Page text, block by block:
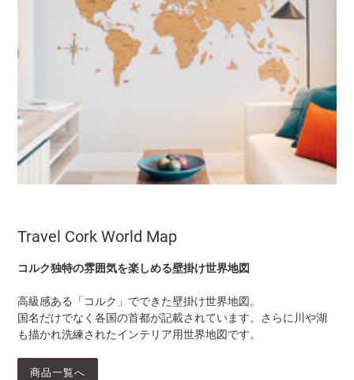
Travel Cork World Map
コルク独特の雰囲気を楽しめる壁掛け世界地図
高級感ある「コルク」でできた壁掛け世界地図。
国名だけでなく各国の首都が記載されています。さらに川や湖
も描かれ洗練されたインテリア用世界地図です。
商品一覧へ